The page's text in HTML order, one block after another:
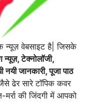
न्यूज़ वेबसाइट है| जिसके
न्यूज़, टेक्नोलॉजी,
जानकारी, पूजा पाठ
ढेर सारे टॉपिक कवर
की जिंदगी में आपको